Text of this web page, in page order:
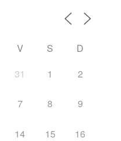
V S
D
31 1 2
7 8 9
14 15 16